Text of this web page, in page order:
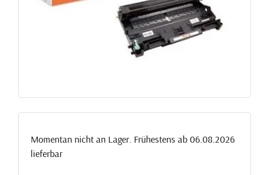
Momentan nicht an Lager. Frühestens ab 06.08.2026
lieferbar